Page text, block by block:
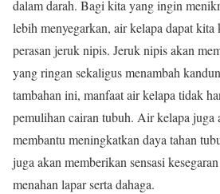
dalam darah. Bagi kita yang ingin
lebih menyegarkan, air kelapa dapat
perasan jeruk nipis. Jeruk nipis akan
yang ringan sekaligus menambah
tambahan ini, manfaat air kelapa tidak
pemulihan cairan tubuh. Air kelapa juga
membantu meningkatkan daya tahan
juga akan memberikan sensasi
menahan lapar serta dahaga.